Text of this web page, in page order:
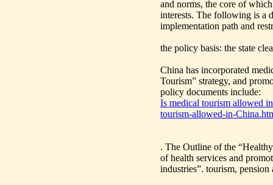
and norms, the core of
interests. The following is a
implementation path and
the policy basis: the state
China has incorporated
Tourism” strategy, and
policy documents include:
Is medical tourism allowed
tourism-allowed-in-
. The Outline of the
of health services and
industries”. tourism,